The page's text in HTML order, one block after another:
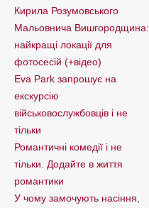
Кирила Розумовського
Мальовнича Вишгородщина:
найкращі локації для
фотосесій (+відео)
Eva Park запрошує на
екскурсію
військовослужбовців і не
тільки
Романтичні комедії і не
тільки. Додайте в життя
романтики
У чому замочують насіння,